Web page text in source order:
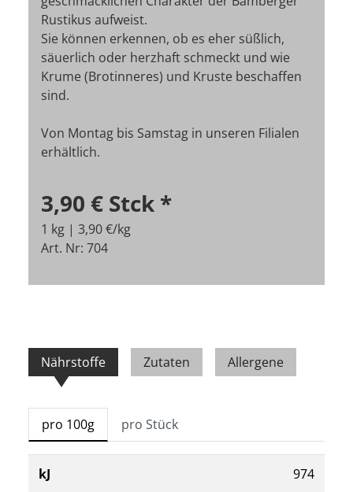
Rustikus aufweist.
Sie können erkennen, ob es eher süßlich,
säuerlich oder herzhaft schmeckt und wie
Krume (Brotinneres) und Kruste beschaffen
sind.
Von Montag bis Samstag in unseren Filialen
erhältlich.
3,90 € Stck *
1 kg | 3,90 €/kg
Art. Nr: 704
Nährstoffe Zutaten Allergene
pro 100g pro Stück
kJ 974